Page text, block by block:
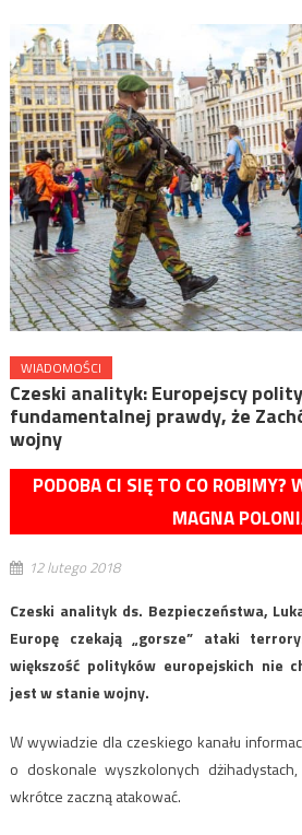
WIADOMOŚCI
Czeski analityk: Europejscy
fundamentalnej prawdy, że
wojny
PODOBA CI SIĘ TO CO ROBIMY?
MAGNA
12 lutego 2018
Czeski analityk ds. Bezpieczeństwa,
Europę czekają „gorsze” ataki
większość polityków europejskich nie
jest w stanie wojny.
W wywiadzie dla czeskiego kanału
o doskonale wyszkolonych
wkrótce zaczną atakować.